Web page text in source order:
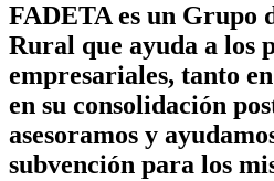
FADETA es un Grupo
Rural que ayuda a los
empresariales, tanto
en su consolidación
asesoramos y
subvención para los